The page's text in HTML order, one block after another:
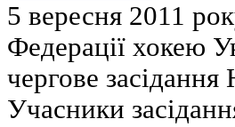
5 вересня 2011
Федерації хокею
чергове
Учасники